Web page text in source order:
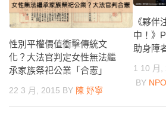
性別平權價值衝擊傳統文
化？大法官判定女性無法繼
承家族祭祀公業「合憲」
22 3 月, 2015 BY 陳 妤寧
《夥伴
中！》
助身障
1 10 月,
BY